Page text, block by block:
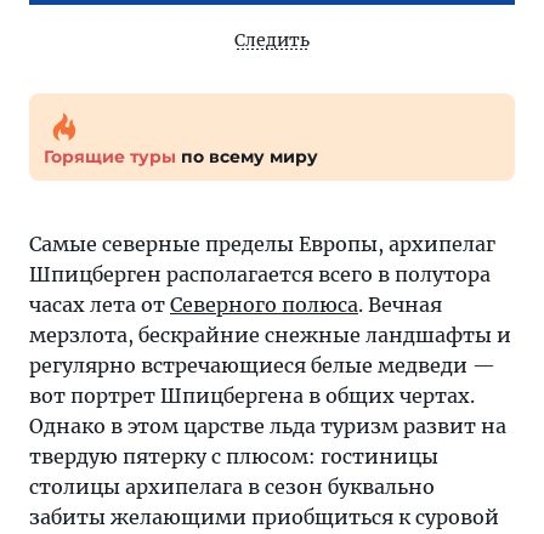
Следить
Горящие туры по всему миру
Самые северные пределы Европы, архипелаг
Шпицберген располагается всего в полутора
часах лета от Северного полюса. Вечная
мерзлота, бескрайние снежные ландшафты и
регулярно встречающиеся белые медведи —
вот портрет Шпицбергена в общих чертах.
Однако в этом царстве льда туризм развит на
твердую пятерку с плюсом: гостиницы
столицы архипелага в сезон буквально
забиты желающими приобщиться к суровой